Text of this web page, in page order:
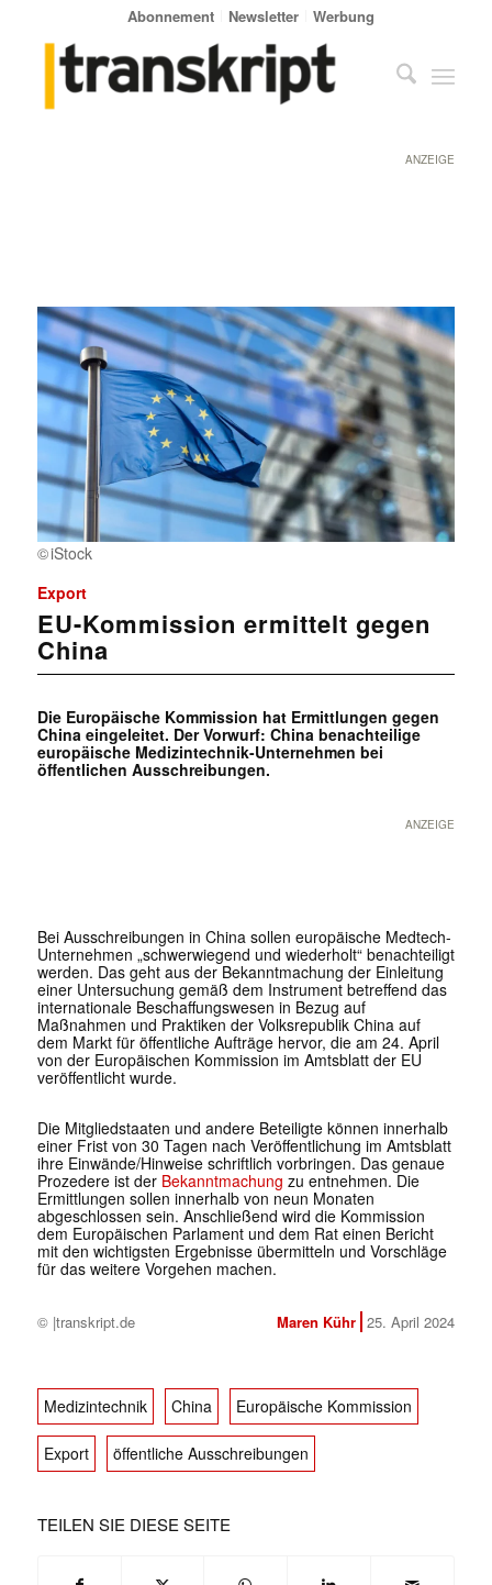
Abonnement Newsletter Werbung
ANZEIGE
iStock
Export
EU-Kommission ermittelt gegen
China
Die Europäische Kommission hat Ermittlungen gegen
China eingeleitet. Der Vorwurf: China benachteilige
europäische Medizintechnik-Unternehmen bei
öffentlichen Ausschreibungen.
ANZEIGE
Bei Ausschreibungen in China sollen europäische Medtech-
Unternehmen „schwerwiegend und wiederholt“ benachteiligt
werden. Das geht aus der Bekanntmachung der Einleitung
einer Untersuchung gemäß dem Instrument betreffend das
internationale Beschaffungswesen in Bezug auf
Maßnahmen und Praktiken der Volksrepublik China auf
dem Markt für öffentliche Aufträge hervor, die am 24. April
von der Europäischen Kommission im Amtsblatt der EU
veröffentlicht wurde.
Die Mitgliedstaaten und andere Beteiligte können innerhalb
einer Frist von 30 Tagen nach Veröffentlichung im Amtsblatt
ihre Einwände/Hinweise schriftlich vorbringen. Das genaue
Prozedere ist der Bekanntmachung zu entnehmen. Die
Ermittlungen sollen innerhalb von neun Monaten
abgeschlossen sein. Anschließend wird die Kommission
dem Europäischen Parlament und dem Rat einen Bericht
mit den wichtigsten Ergebnisse übermitteln und Vorschläge
für das weitere Vorgehen machen.
© |transkript.de Maren Kühr 25. April 2024
Medizintechnik China Europäische Kommission
Export öffentliche Ausschreibungen
TEILEN SIE DIESE SEITE